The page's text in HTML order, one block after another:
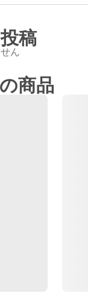
稿
ん
商品